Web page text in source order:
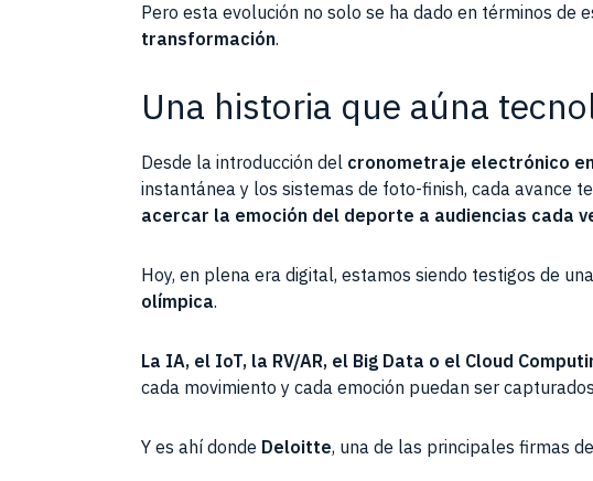
Pero esta evolución no solo se ha dado en términos de
transformación.
Una historia que aúna
Desde la introducción del cronometraje electrónico
instantánea y los sistemas de foto-finish, cada avance
acercar la emoción del deporte a audiencias cada
Hoy, en plena era digital, estamos siendo testigos de
olímpica.
La IA, el IoT, la RV/AR, el Big Data o el Cloud
cada movimiento y cada emoción puedan ser
Y es ahí donde Deloitte, una de las principales firmas